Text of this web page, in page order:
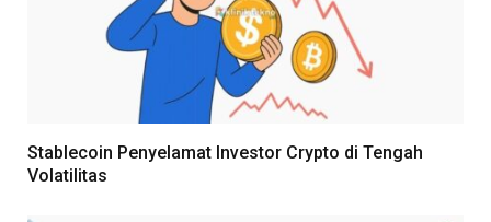
Stablecoin Penyelamat Investor Crypto di Tengah
Volatilitas